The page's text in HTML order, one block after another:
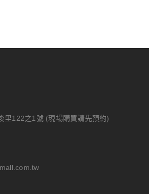
里122之1號 (現場購買請先預約)